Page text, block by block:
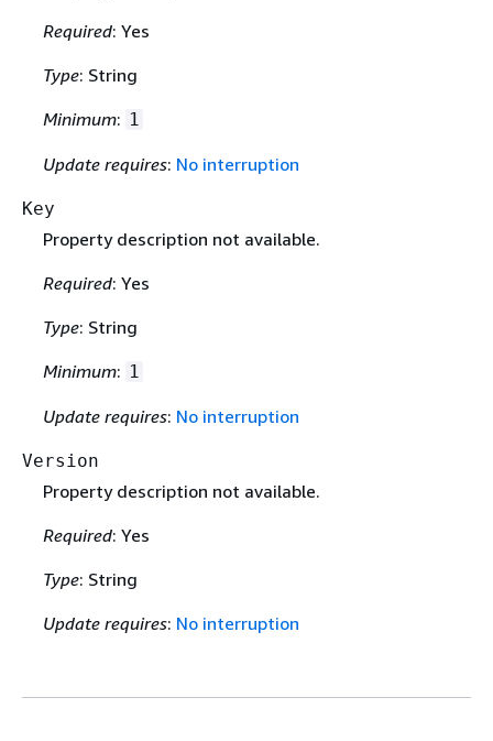
Required: Yes
Type: String
Minimum: 1
Update requires: No interruption
Key
Property description not available.
Required: Yes
Type: String
Minimum: 1
Update requires: No interruption
Version
Property description not available.
Required: Yes
Type: String
Update requires: No interruption